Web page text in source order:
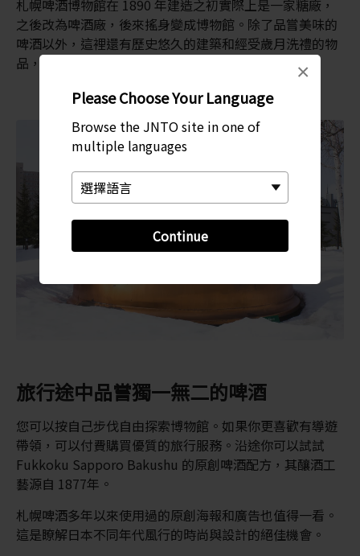
Please Choose Your Language
Browse the JNTO site in one of
multiple languages
Continue
×
札幌啤酒博物館在 1890 年建造之初實際上是一家糖廠，
之後改為啤酒廠，後來搖身變成博物館。除了品嘗美味的
啤酒以外，這裡還有歷史悠久的建築和經受歲月洗禮的物
品，適合拍攝精美絕倫的照片，讓你流連忘返。
旅行途中品嘗獨一無二的啤酒
您可以按自己步伐自由探索博物館。如果你更喜歡有導遊
帶領，可以付費購買優質的旅行服務。沿途你可以試試
Fukkoku Sapporo Bakushu 的原創啤酒配方，其釀酒工
藝源自 1877年。
札幌啤酒多年以來使用過的原創海報和廣告也值得一看。
這是瞭解日本不同年代風行的時尚與設計的絕佳機會。